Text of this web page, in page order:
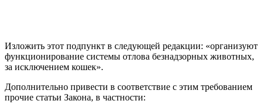
Изложить этот подпункт в следующей редакции: «организуют
функционирование системы отлова безнадзорных животных,
за исключением кошек».
Дополнительно привести в соответствие с этим требованием
прочие статьи Закона, в частности: